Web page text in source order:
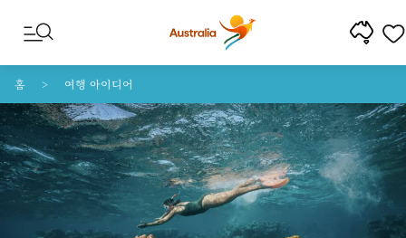
콘텐트로 건너뛰기
꼬리말 내비게이션으로 건너뛰기
홈 여행 아이디어